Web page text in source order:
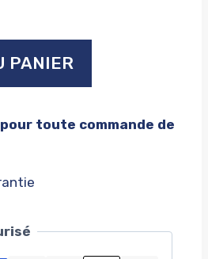
PANIER
toute commande de